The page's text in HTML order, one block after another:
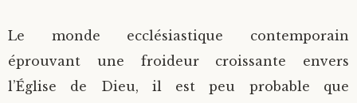
Archimandrite Nathanaël (Pospelov)
Père Héliodore
Le monde ecclésiastique contemporain
éprouvant une froideur croissante envers
l’Église de Dieu, il est peu probable que